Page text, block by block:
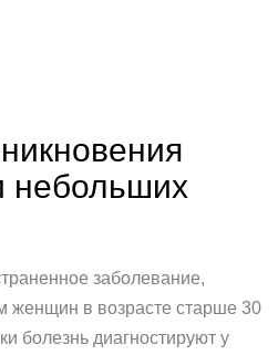
небольших
заболевание,
в возрасте старше 30
болезнь диагностируют у